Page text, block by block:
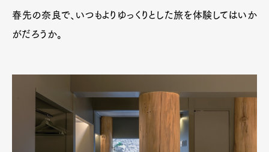
春先の奈良で、いつもよりゆっくりとした旅を体験してはいか
がだろうか。